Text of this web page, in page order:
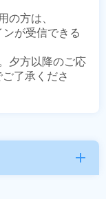
の方は、
ンが受信できる
夕方以降のご応
了承くださ
add